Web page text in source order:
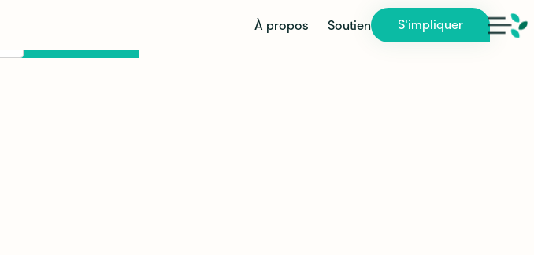
À propos Soutien S'impliquer